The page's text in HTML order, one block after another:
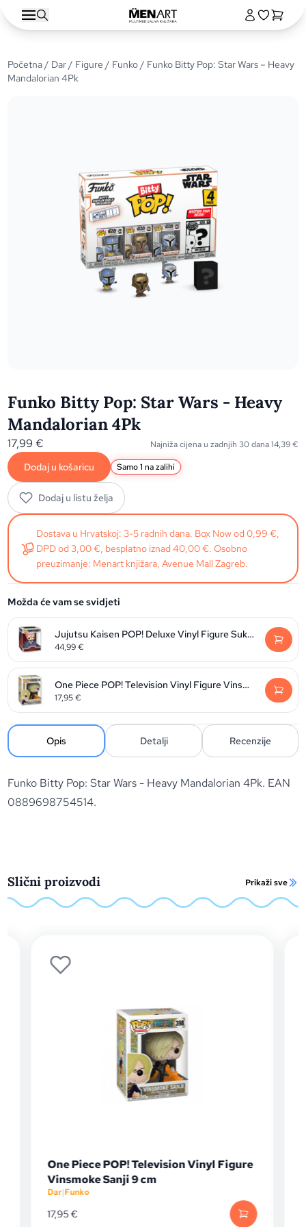
Početna/ Dar/ Figure / Funko/ Funko Bitty Pop: Star Wars – Heavy
Mandalorian 4Pk
Funko Bitty Pop: Star Wars - Heavy
Mandalorian 4Pk
17,99€ Najniža cijena u zadnjih 30 dana14,39€
Dodaj u košaricu Samo 1 na zalihi
Dodaj u listu želja
Dostava u Hrvatskoj: 3-5 radnih dana. Box Now od 0,99 €,
DPD od 3,00 €, besplatno iznad 40,00 €. Osobno
preuzimanje: Menart knjižara, Avenue Mall Zagreb.
Možda će vam se svidjeti
Jujutsu Kaisen POP! Deluxe Vinyl Figure Sukuna 9 cm
44,99€
One Piece POP! Television Vinyl Figure Vinsmoke Sanji 9 cm
17,95€
Opis Detalji Recenzije
Funko Bitty Pop: Star Wars - Heavy Mandalorian 4Pk. EAN
0889698754514.
Slični proizvodi Prikaži sve
One Piece POP! Television Vinyl Figure
Vinsmoke Sanji 9 cm
Dar|Funko
17,95€